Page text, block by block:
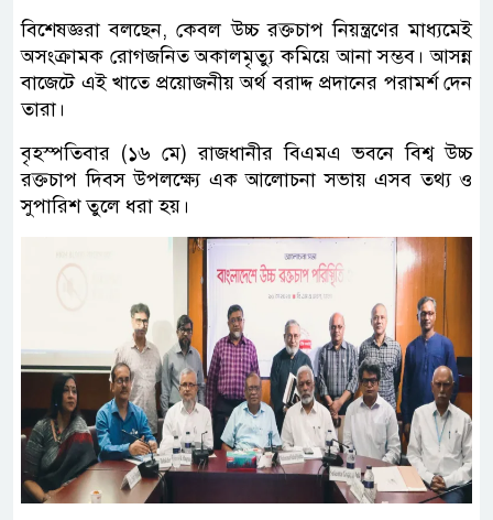
বিশেষজ্ঞরা বলছেন, কেবল উচ্চ রক্তচাপ নিয়ন্ত্রণের মাধ্যমেই
অসংক্রামক রোগজনিত অকালমৃত্যু কমিয়ে আনা সম্ভব। আসন্ন
বাজেটে এই খাতে প্রয়োজনীয় অর্থ বরাদ্দ প্রদানের পরামর্শ দেন
তারা।
বৃহস্পতিবার (১৬ মে) রাজধানীর বিএমএ ভবনে বিশ্ব উচ্চ
রক্তচাপ দিবস উপলক্ষ্যে এক আলোচনা সভায় এসব তথ্য ও
সুপারিশ তুলে ধরা হয়।